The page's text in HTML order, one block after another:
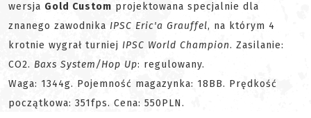
wersja Gold Custom projektowana specjalnie dla
znanego zawodnika IPSC Eric'a Grauffel, na którym 4
krotnie wygrał turniej IPSC World Champion. Zasilanie:
CO2. Baxs System/Hop Up: regulowany.
Waga: 1344g. Pojemność magazynka: 18BB. Prędkość
początkowa: 351fps. Cena: 550PLN.